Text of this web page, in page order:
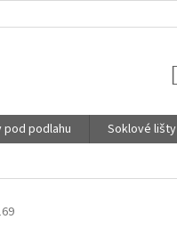
pod podlahu Soklové lišty